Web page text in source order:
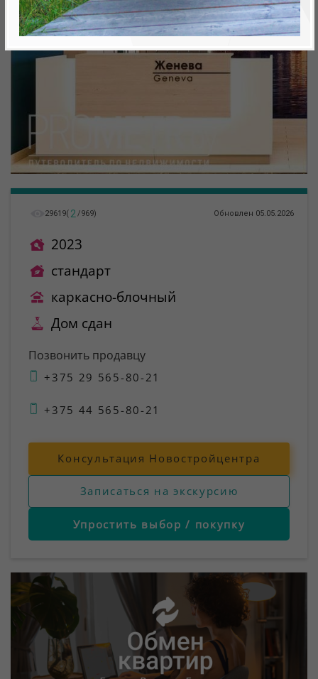
29619( 2 /969) Обновлен 05.05.2026
2023
стандарт
каркасно-блочный
Дом сдан
Позвонить продавцу
+375 29 565-80-21
+375 44 565-80-21
Консультация Новостройцентра
Записаться на экскурсию
Упростить выбор / покупку